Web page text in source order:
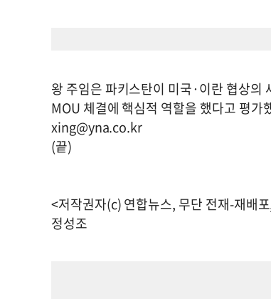
왕 주임은 파키스탄이 미국·이란 협상의
MOU 체결에 핵심적 역할을 했다고 평가
xing@yna.co.kr
(끝)
<저작권자(c) 연합뉴스, 무단 전재-재배
정성조